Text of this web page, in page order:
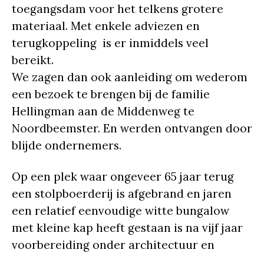
toegangsdam voor het telkens grotere
materiaal. Met enkele adviezen en
terugkoppeling is er inmiddels veel
bereikt.
We zagen dan ook aanleiding om wederom
een bezoek te brengen bij de familie
Hellingman aan de Middenweg te
Noordbeemster. En werden ontvangen door
blijde ondernemers.
Op een plek waar ongeveer 65 jaar terug
een stolpboerderij is afgebrand en jaren
een relatief eenvoudige witte bungalow
met kleine kap heeft gestaan is na vijf jaar
voorbereiding onder architectuur en